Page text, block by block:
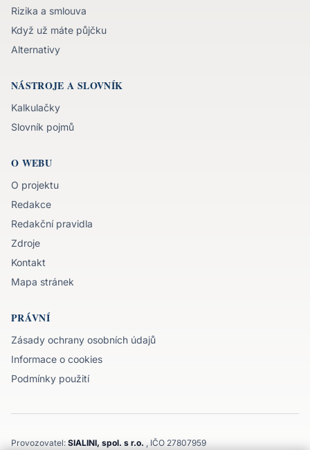
Rizika a smlouva
Když už máte půjčku
Alternativy
NÁSTROJE A SLOVNÍK
Kalkulačky
Slovník pojmů
O WEBU
O projektu
Redakce
Redakční pravidla
Zdroje
Kontakt
Mapa stránek
PRÁVNÍ
Zásady ochrany osobních údajů
Informace o cookies
Podmínky použití
Provozovatel: SIALINI, spol. s r.o. , IČO 27807959